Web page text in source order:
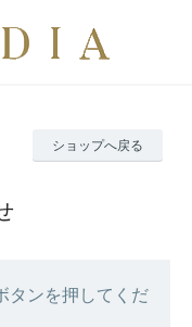
ショップへ戻る
タンを押してくだ